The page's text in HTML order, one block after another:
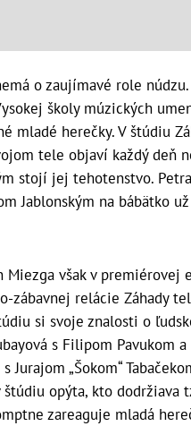
o zaujímavé role
školy múzických
mladé herečky. V štúdiu
tele objaví každý deň
stojí jej tehotenstvo.
Jablonským na bábätko
Miezga však v premiérovej
zábavnej relácie Záhady
si svoje znalosti o
s Filipom Pavukom
s Jurajom „Šokom“
opýta, kto dodržiava
zareaguje mladá